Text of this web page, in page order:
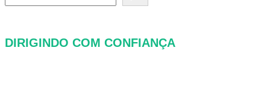
c
DIRIGINDO COM CONFIANÇA